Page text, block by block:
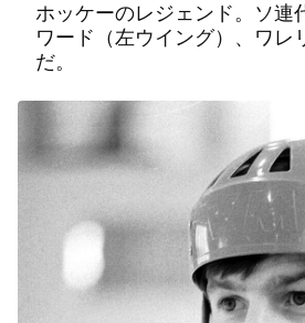
ホッケーのレジェンド。ソ連
ワード（左ウイング）、ワレ
だ。